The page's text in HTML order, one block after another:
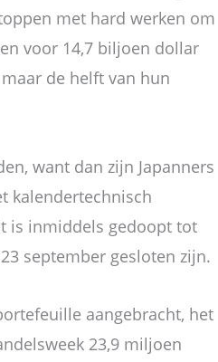
met hard werken om
voor 14,7 biljoen dollar
de helft van hun
want dan zijn Japanners
kalendertechnisch
is inmiddels gedoopt tot
september gesloten zijn.
aangebracht, het
23,9 miljoen